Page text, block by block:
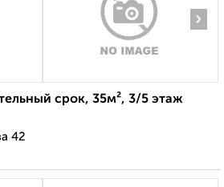
›
срок, 35м², 3/5 этаж
42